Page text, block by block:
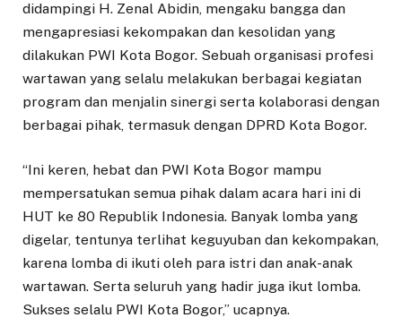
didampingi H. Zenal Abidin, mengaku bangga dan
mengapresiasi kekompakan dan kesolidan yang
dilakukan PWI Kota Bogor. Sebuah organisasi profesi
wartawan yang selalu melakukan berbagai kegiatan
program dan menjalin sinergi serta kolaborasi dengan
berbagai pihak, termasuk dengan DPRD Kota Bogor.
“Ini keren, hebat dan PWI Kota Bogor mampu
mempersatukan semua pihak dalam acara hari ini di
HUT ke 80 Republik Indonesia. Banyak lomba yang
digelar, tentunya terlihat keguyuban dan kekompakan,
karena lomba di ikuti oleh para istri dan anak-anak
wartawan. Serta seluruh yang hadir juga ikut lomba.
Sukses selalu PWI Kota Bogor,” ucapnya.